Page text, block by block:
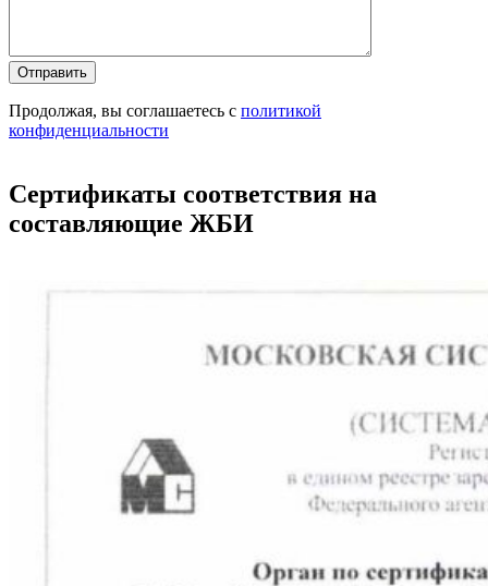
Продолжая, вы соглашаетесь с политикой
конфиденциальности
Сертификаты соответствия на
составляющие ЖБИ